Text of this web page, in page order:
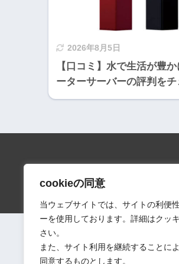
cookieの同意
当ウェブサイトでは、サイトの利便
ーを使用しております。詳細はクッ
さい。
また、サイト利用を継続することに
同意するものとします。
2026年8月5日
【口コミ】水で生活が豊
ーターサーバーの評判を